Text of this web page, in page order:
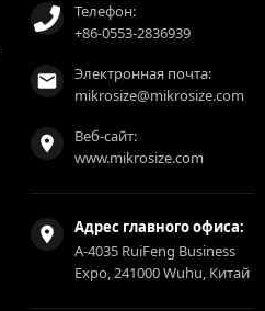
Телефон:
+86-0553-2836939
Электронная почта:
mikrosize@mikrosize.com
Веб-сайт:
www.mikrosize.com
Адрес главного офиса:
A-4035 RuiFeng Business
Expo, 241000 Wuhu, Китай